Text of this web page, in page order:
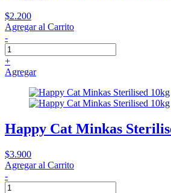
$2.200
Agregar al Carrito
-
+
Agregar
Happy Cat Minkas
$3.900
Agregar al Carrito
-